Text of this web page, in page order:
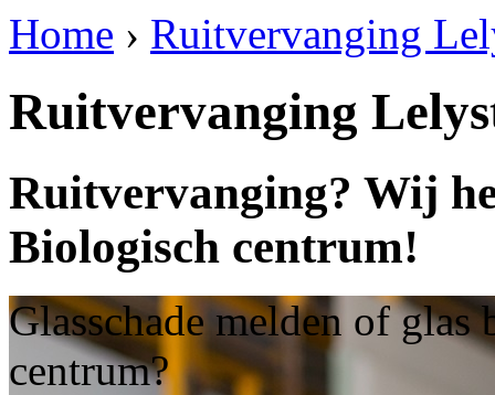
Home › Ruitvervanging
Ruitvervanging
Ruitvervanging? Wij
Biologisch centrum!
Glasschade melden of
centrum?